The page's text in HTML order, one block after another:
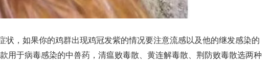
，如果你的鸡群出现鸡冠发紫的情况要注意流感以及他的继发感染的
用于病毒感染的中兽药，清瘟败毒散、黄连解毒散、荆防败毒散选两种